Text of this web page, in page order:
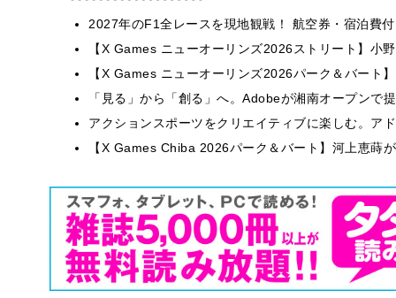
2027年のF1全レースを現地観戦！ 航空券・宿泊費
【X Games ニューオーリンズ2026ストリート】小
【X Games ニューオーリンズ2026パーク＆バート
「見る」から「創る」へ。Adobeが湘南オープンで
アクションスポーツをクリエイティブに楽しむ。ア
【X Games Chiba 2026パーク＆バート】河上恵蒔